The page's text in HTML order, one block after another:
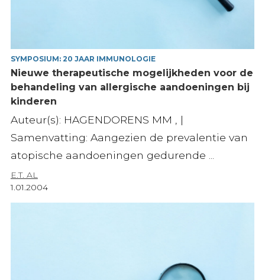
SYMPOSIUM: 20 JAAR IMMUNOLOGIE
Nieuwe therapeutische mogelijkheden voor de
behandeling van allergische aandoeningen bij
kinderen
Auteur(s): HAGENDORENS MM , |
Samenvatting: Aangezien de prevalentie van
atopische aandoeningen gedurende ...
E.T. AL
1.01.2004